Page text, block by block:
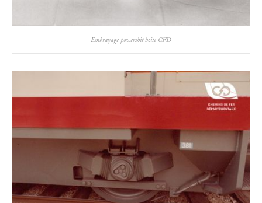
Embrayage powershit boite CFD